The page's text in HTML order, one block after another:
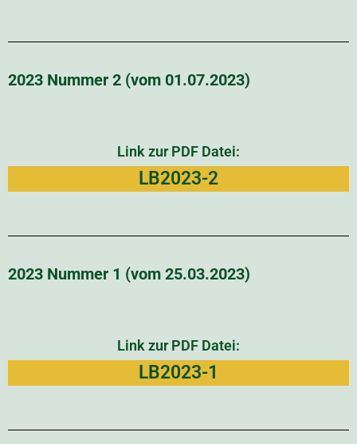
2023 Nummer 2 (vom 01.07.2023)
Link zur PDF Datei:
LB2023-2
2023 Nummer 1 (vom 25.03.2023)
Link zur PDF Datei:
LB2023-1